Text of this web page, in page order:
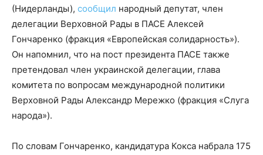
(Нидерланды), сообщил народный депутат, член
делегации Верховной Рады в ПАСЕ Алексей
Гончаренко (фракция «Европейская солидарность»).
Он напомнил, что на пост президента ПАСЕ также
претендовал член украинской делегации, глава
комитета по вопросам международной политики
Верховной Рады Александр Мережко (фракция «Слуга
народа»).
По словам Гончаренко, кандидатура Кокса набрала 175